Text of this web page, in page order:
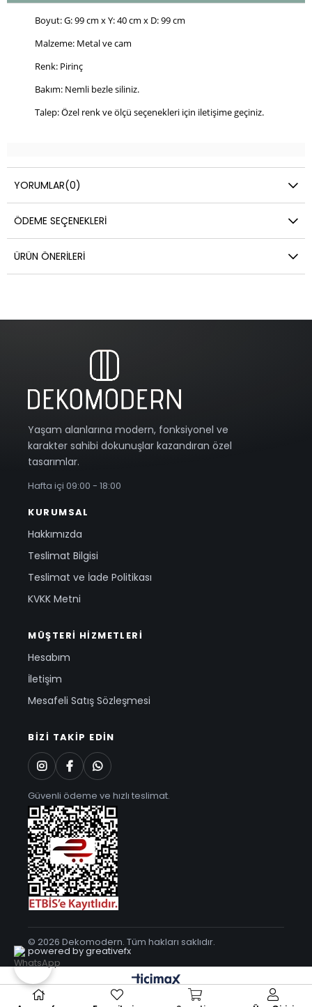
Boyut: G: 99 cm x Y: 40 cm x D: 99 cm
Malzeme: Metal ve cam
Renk: Pirinç
Bakım: Nemli bezle siliniz.
Talep: Özel renk ve ölçü seçenekleri için iletişime geçiniz.
YORUMLAR(0)
ÖDEME SEÇENEKLERI
ÜRÜN ÖNERILERI
Yaşam alanlarına modern, fonksiyonel ve
karakter sahibi dokunuşlar kazandıran özel
tasarımlar.
Hafta içi 09:00 - 18:00
KURUMSAL
Hakkımızda
Teslimat Bilgisi
Teslimat ve İade Politikası
KVKK Metni
MÜŞTERI HIZMETLERI
Hesabım
İletişim
Mesafeli Satış Sözleşmesi
BIZI TAKIP EDIN
Güvenli ödeme ve hızlı teslimat.
© 2026 Dekomodern. Tüm hakları saklıdır.
powered by greativefx